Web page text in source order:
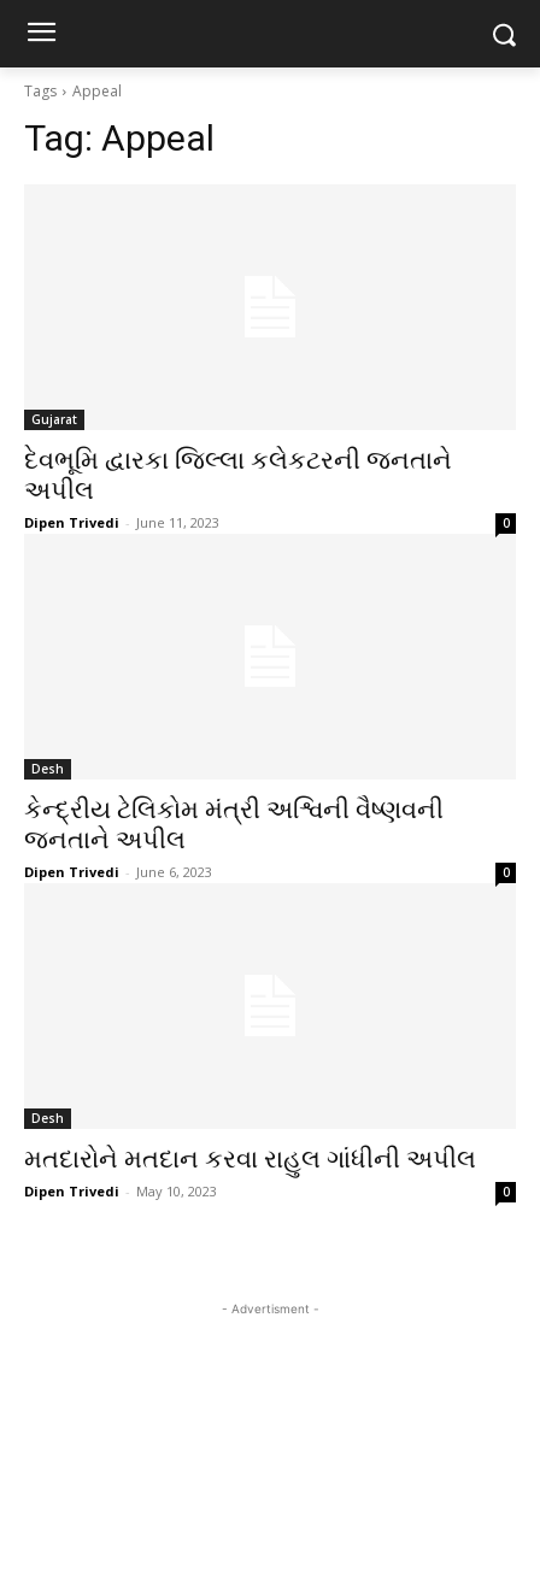
Tags Appeal
Tag: Appeal
Gujarat
દેવભૂમિ દ્વારકા જિલ્લા કલેકટરની જનતાને
અપીલ
Dipen Trivedi - June 11, 2023 0
Desh
કેન્દ્રીય ટેલિકોમ મંત્રી અશ્વિની વૈષ્ણવની
જનતાને અપીલ
Dipen Trivedi - June 6, 2023 0
Desh
મતદારોને મતદાન કરવા રાહુલ ગાંધીની અપીલ
Dipen Trivedi - May 10, 2023 0
- Advertisment -